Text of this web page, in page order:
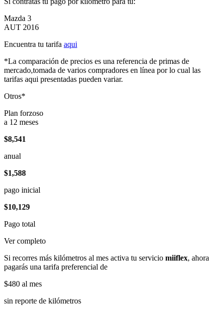
Mazda 3
AUT 2016
Encuentra tu tarifa aqui
*La comparación de precios es una referencia de primas de
mercado,tomada de varios compradores en línea por lo cual las
tarifas aqui presentadas pueden variar.
Otros*
Plan forzoso
a 12 meses
$8,541
anual
$1,588
pago inicial
$10,129
Pago total
Ver completo
Si recorres más kilómetros al mes activa tu servicio miiflex, ahora
pagarás una tarifa preferencial de
$480 al mes
sin reporte de kilómetros